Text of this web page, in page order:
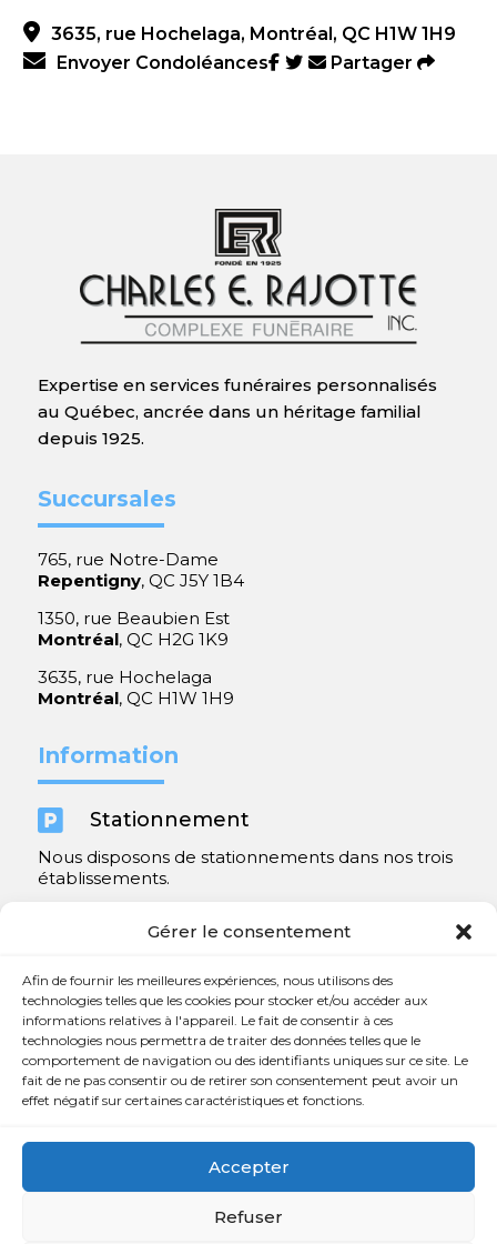
Gérer le consentement
Afin de fournir les meilleures expériences, nous utilisons des
technologies telles que les cookies pour stocker et/ou accéder aux
informations relatives à l'appareil. Le fait de consentir à ces
technologies nous permettra de traiter des données telles que le
comportement de navigation ou des identifiants uniques sur ce site. Le
fait de ne pas consentir ou de retirer son consentement peut avoir un
effet négatif sur certaines caractéristiques et fonctions.
Accepter
Refuser
3635, rue Hochelaga, Montréal, QC H1W 1H9
Envoyer Condoléances
Partager
Expertise en services funéraires personnalisés
au Québec, ancrée dans un héritage familial
depuis 1925.
Succursales
765, rue Notre-Dame
Repentigny, QC J5Y 1B4
1350, rue Beaubien Est
Montréal, QC H2G 1K9
3635, rue Hochelaga
Montréal, QC H1W 1H9
Information
 Stationnement
Nous disposons de stationnements dans nos trois
établissements.
Contact
 450 654-3342
 info@charlesrajotte.com
765, rue Notre-Dame